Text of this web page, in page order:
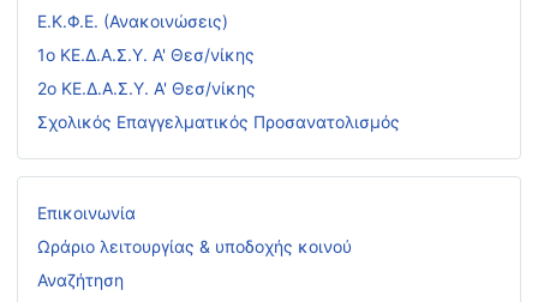
Ε.Κ.Φ.Ε. (Ανακοινώσεις)
1ο ΚΕ.Δ.Α.Σ.Υ. Α' Θεσ/νίκης
2ο ΚΕ.Δ.Α.Σ.Υ. Α' Θεσ/νίκης
Σχολικός Επαγγελματικός Προσανατολισμός
Επικοινωνία
Ωράριο λειτουργίας & υποδοχής κοινού
Αναζήτηση